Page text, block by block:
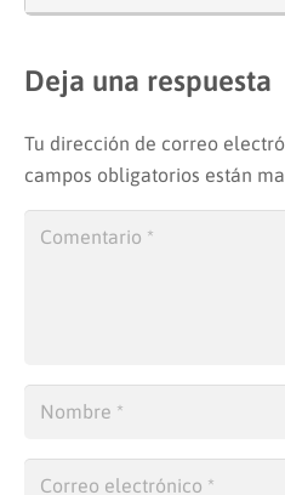
Deja una respuesta
Tu dirección de correo
campos obligatorios están